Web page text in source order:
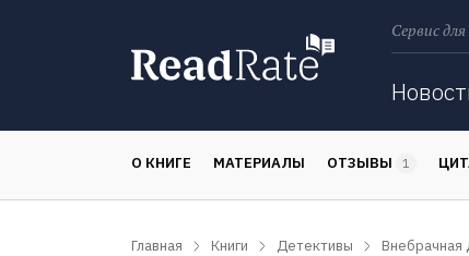
Сервис
О КНИГЕ МАТЕРИАЛЫ ОТЗЫВЫ 1
Главная Книги Детективы Внебрачная